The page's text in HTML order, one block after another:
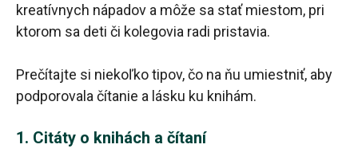
kreatívnych nápadov a môže sa stať miestom, pri
ktorom sa deti či kolegovia radi pristavia.
Prečítajte si niekoľko tipov, čo na ňu umiestniť, aby
podporovala čítanie a lásku ku knihám.
1. Citáty o knihách a čítaní